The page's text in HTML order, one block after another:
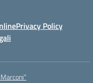
Privacy Policy